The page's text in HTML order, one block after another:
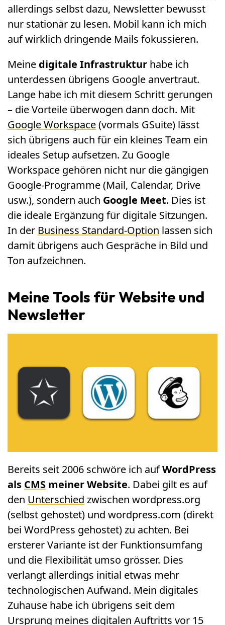
allerdings selbst dazu, Newsletter bewusst
nur stationär zu lesen. Mobil kann ich mich
auf wirklich dringende Mails fokussieren.
Meine digitale Infrastruktur habe ich
unterdessen übrigens Google anvertraut.
Lange habe ich mit diesem Schritt gerungen
– die Vorteile überwogen dann doch. Mit
Google Workspace(vormals GSuite) lässt
sich übrigens auch für ein kleines Team ein
ideales Setup aufsetzen. Zu Google
Workspace gehören nicht nur die gängigen
Google-Programme (Mail, Calendar, Drive
usw.), sondern auch Google Meet. Dies ist
die ideale Ergänzung für digitale Sitzungen.
In der Business Standard-Option lassen sich
damit übrigens auch Gespräche in Bild und
Ton aufzeichnen.
Meine Tools für Website und
Newsletter
Bereits seit 2006 schwöre ich aufWordPress
als CMS meiner Website. Dabei gilt es auf
den Unterschied zwischen wordpress.org
(selbst gehostet) und wordpress.com (direkt
bei WordPress gehostet) zu achten. Bei
ersterer Variante ist der Funktionsumfang
und die Flexibilität umso grösser. Dies
verlangt allerdings initial etwas mehr
technologischen Aufwand. Mein digitales
Zuhause habe ich übrigens seit dem
Ursprung meines digitalen Auftritts vor 15